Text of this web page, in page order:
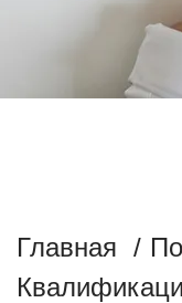
Главная /